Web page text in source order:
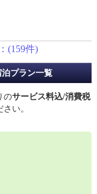
(159件)
泊プラン一覧
のサービス料込/消費税
い。